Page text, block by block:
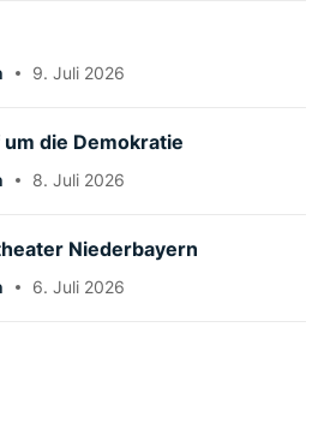
9. Juli 2026
die Demokratie
8. Juli 2026
Niederbayern
6. Juli 2026